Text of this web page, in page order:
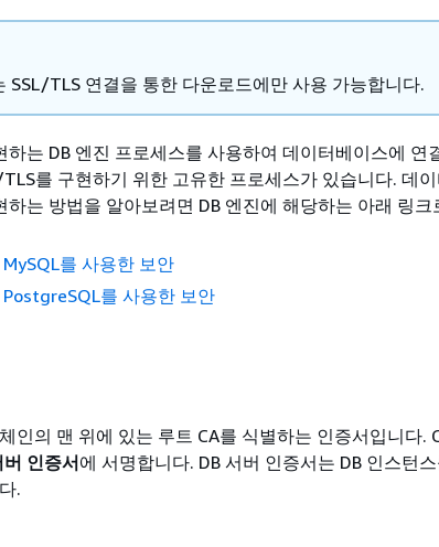
SSL/TLS 연결을 통한 다운로드에만 사용 가능합니다.
하는 DB 엔진 프로세스를 사용하여 데이터베이스에 연
를 구현하기 위한 고유한 프로세스가 있습니다. 데
하는 방법을 알아보려면 DB 엔진에 해당하는 아래 링크
를 사용한 보안
를 사용한 보안
인의 맨 위에 있는 루트 CA를 식별하는 인증서입니다.
버 인증서에 서명합니다. DB 서버 인증서는 DB 인스턴
.